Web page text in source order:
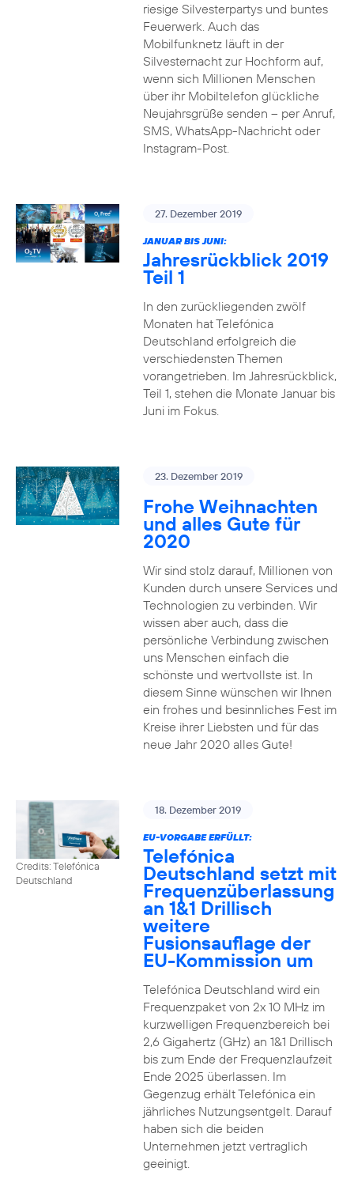
riesige Silvesterpartys und buntes
Feuerwerk. Auch das
Mobilfunknetz läuft in der
Silvesternacht zur Hochform auf,
wenn sich Millionen Menschen
über ihr Mobiltelefon glückliche
Neujahrsgrüße senden – per Anruf,
SMS, WhatsApp-Nachricht oder
Instagram-Post.
27. Dezember 2019
JANUAR BIS JUNI:
Jahresrückblick 2019
Teil 1
In den zurückliegenden zwölf
Monaten hat Telefónica
Deutschland erfolgreich die
verschiedensten Themen
vorangetrieben. Im Jahresrückblick,
Teil 1, stehen die Monate Januar bis
Juni im Fokus.
23. Dezember 2019
Frohe Weihnachten
und alles Gute für
2020
Wir sind stolz darauf, Millionen von
Kunden durch unsere Services und
Technologien zu verbinden. Wir
wissen aber auch, dass die
persönliche Verbindung zwischen
uns Menschen einfach die
schönste und wertvollste ist. In
diesem Sinne wünschen wir Ihnen
ein frohes und besinnliches Fest im
Kreise ihrer Liebsten und für das
neue Jahr 2020 alles Gute!
Credits: Telefónica
Deutschland
18. Dezember 2019
EU-VORGABE ERFÜLLT:
Telefónica
Deutschland setzt mit
Frequenzüberlassung
an 1&1 Drillisch
weitere
Fusionsauflage der
EU-Kommission um
Telefónica Deutschland wird ein
Frequenzpaket von 2x 10 MHz im
kurzwelligen Frequenzbereich bei
2,6 Gigahertz (GHz) an 1&1 Drillisch
bis zum Ende der Frequenzlaufzeit
Ende 2025 überlassen. Im
Gegenzug erhält Telefónica ein
jährliches Nutzungsentgelt. Darauf
haben sich die beiden
Unternehmen jetzt vertraglich
geeinigt.